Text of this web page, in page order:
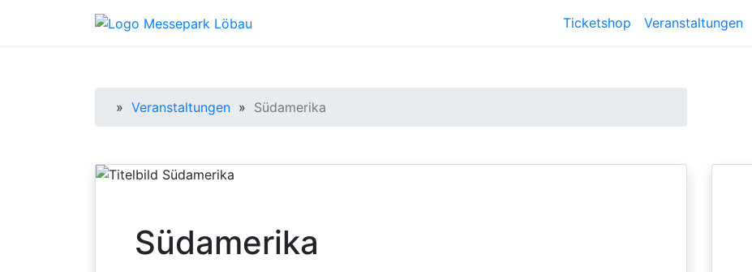
Ticketshop Veranstaltungen
Startseite
» Veranstaltungen » Südamerika
Südamerika